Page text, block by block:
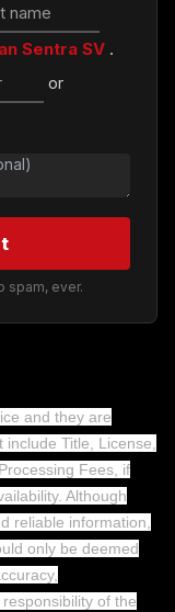
Sentra SV .
or
spam, ever.
and they are
Title, License,
Fees, if
Although
reliable information,
only be deemed
of the